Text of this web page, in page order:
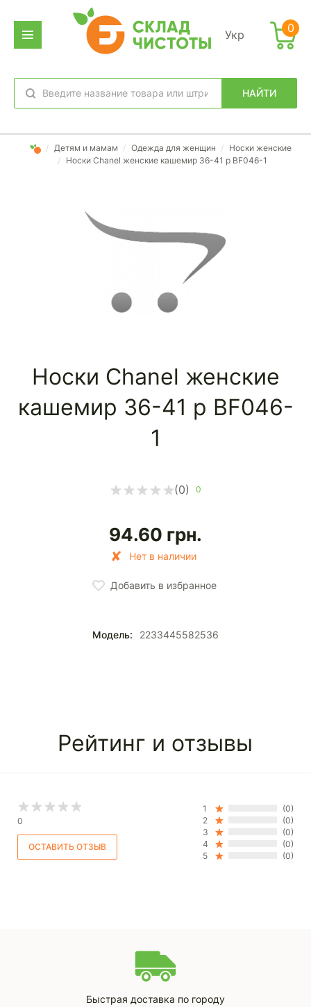
Укр
НАЙТИ
избранное вход
0
/ Детям и мамам / Одежда для женщин / Носки женские
/
Носки Chanel женские кашемир 36-41 р BF046-1
Носки Chanel женские
кашемир 36-41 р BF046-
1
(0) 0
94.60 грн.
Нет в наличии
Добавить в избранное
Модель: 2233445582536
Рейтинг и отзывы
0
1
(0)
2
(0)
3
(0)
4
(0)
5
(0)
Быстрая доставка по городу